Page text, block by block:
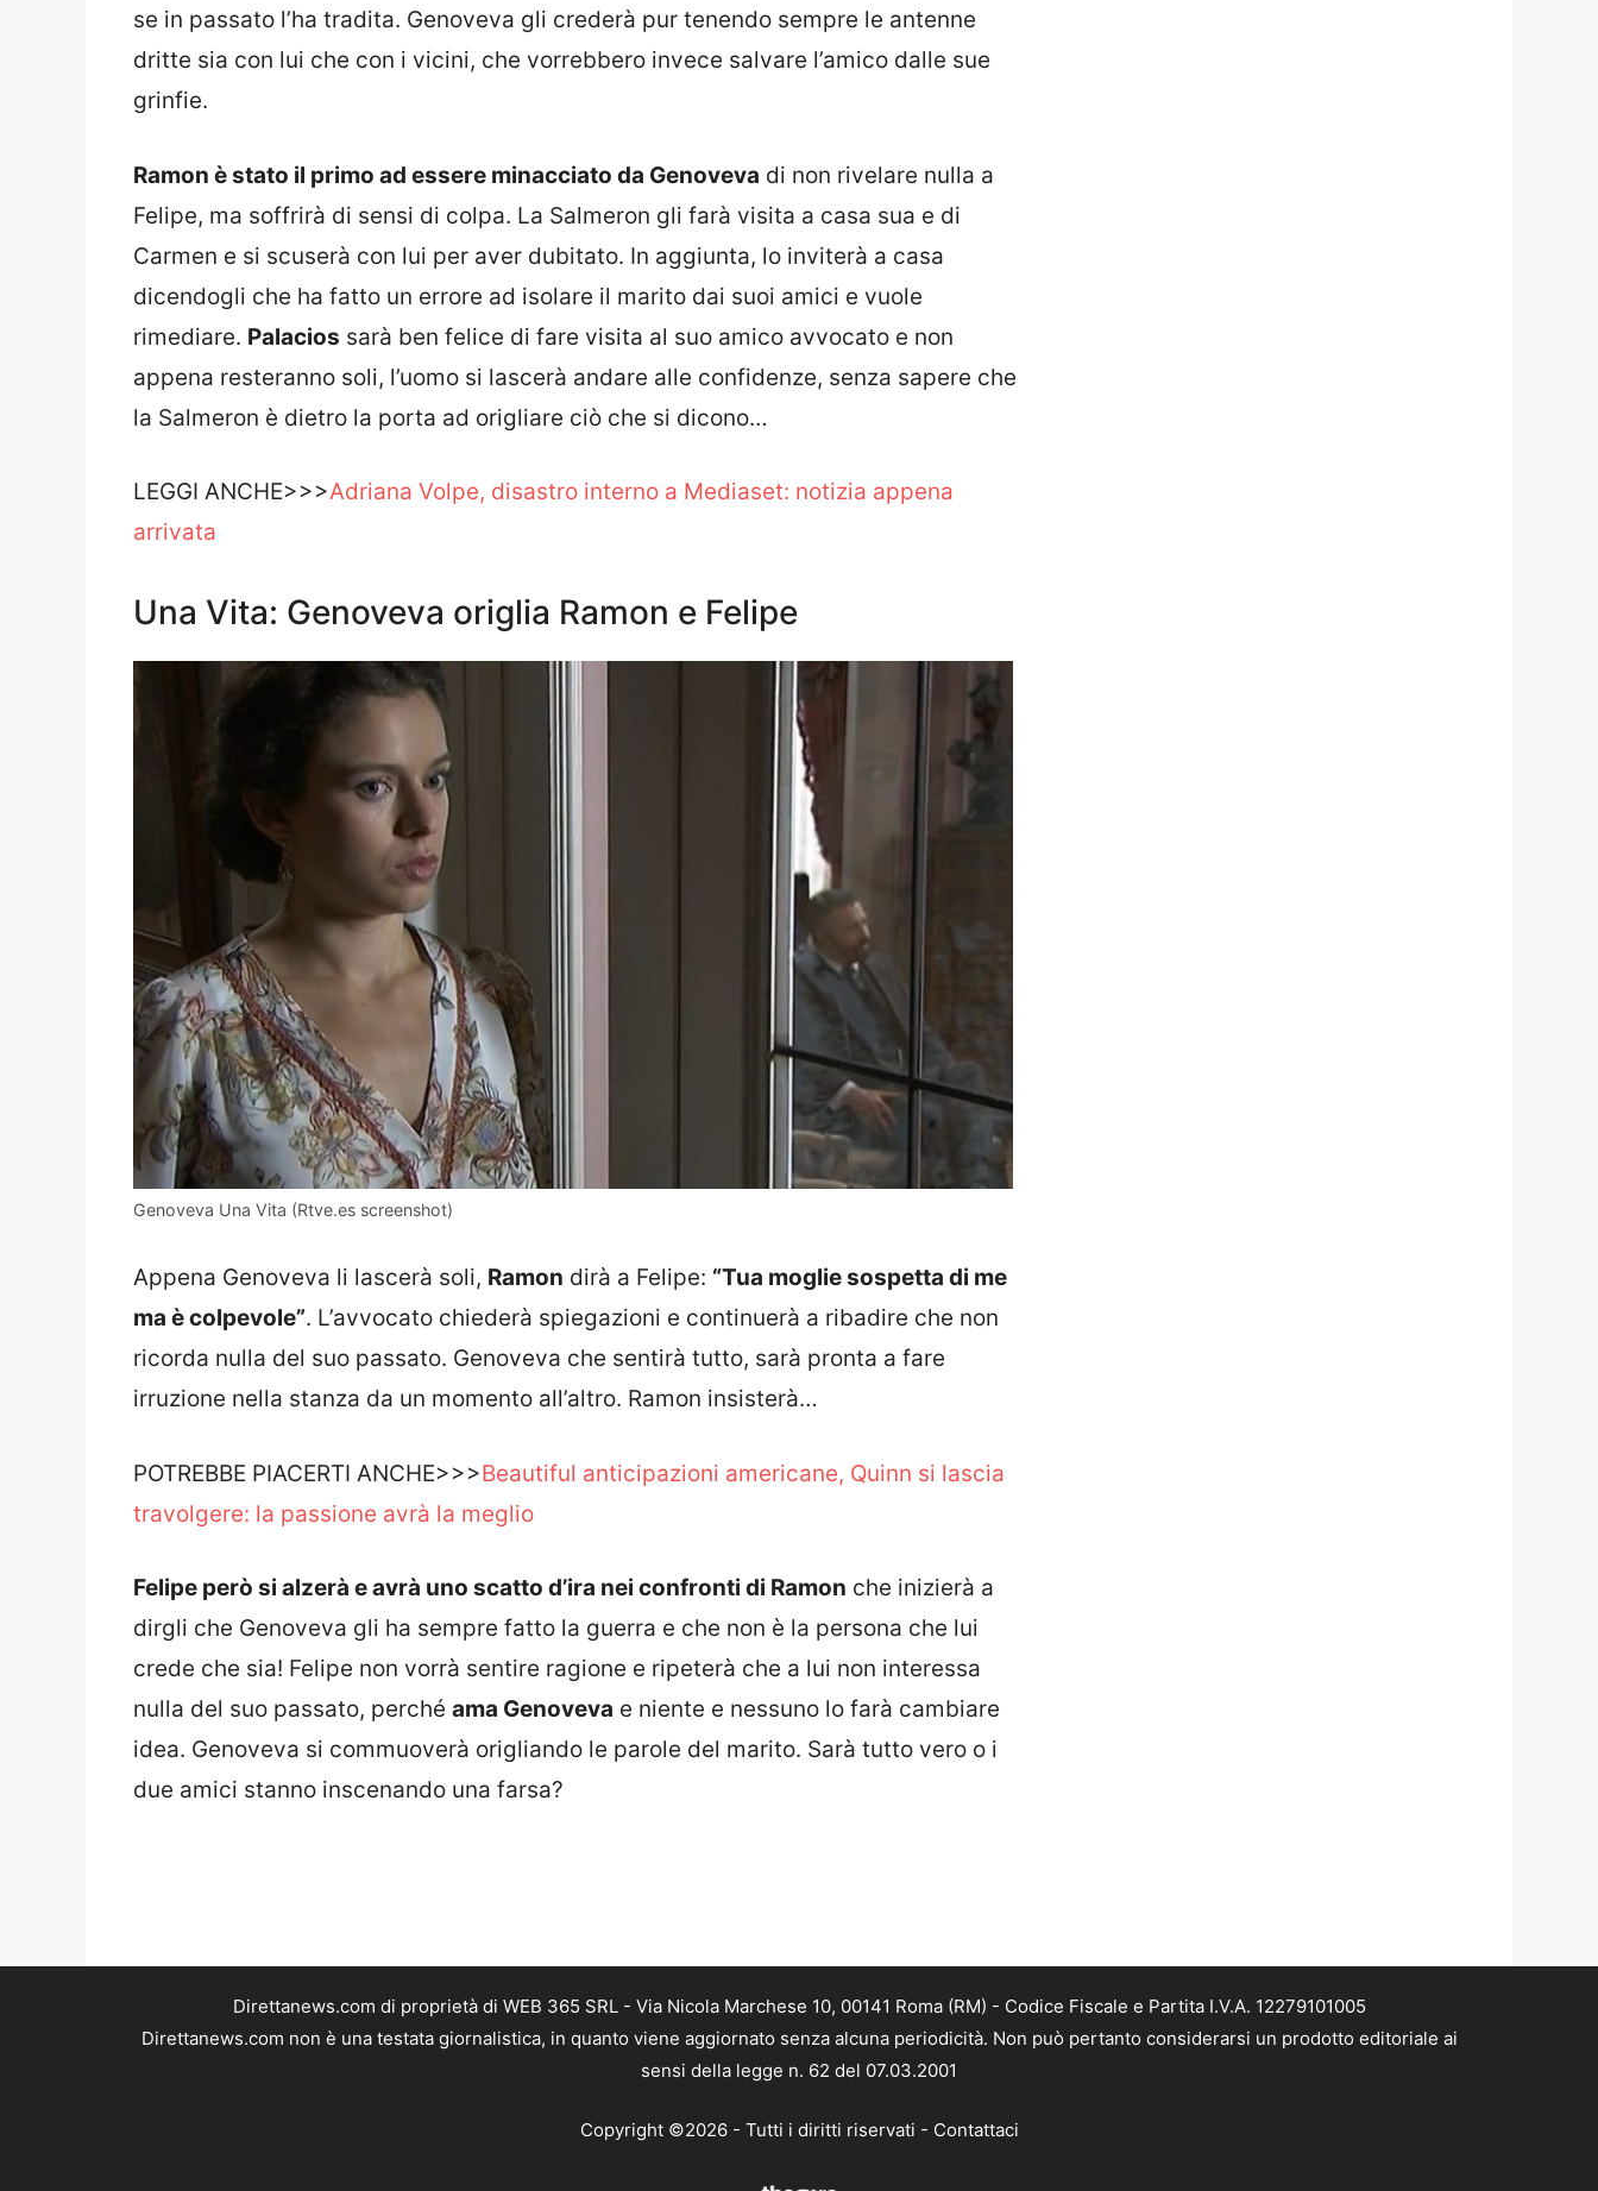
se in passato l’ha tradita. Genoveva gli crederà pur tenendo sempre le antenne
dritte sia con lui che con i vicini, che vorrebbero invece salvare l’amico dalle sue
grinfie.
Ramon è stato il primo ad essere minacciato da Genoveva di non rivelare nulla a
Felipe, ma soffrirà di sensi di colpa. La Salmeron gli farà visita a casa sua e di
Carmen e si scuserà con lui per aver dubitato. In aggiunta, lo inviterà a casa
dicendogli che ha fatto un errore ad isolare il marito dai suoi amici e vuole
rimediare. Palacios sarà ben felice di fare visita al suo amico avvocato e non
appena resteranno soli, l’uomo si lascerà andare alle confidenze, senza sapere che
la Salmeron è dietro la porta ad origliare ciò che si dicono…
LEGGI ANCHE>>>Adriana Volpe, disastro interno a Mediaset: notizia appena
arrivata
Una Vita: Genoveva origlia Ramon e Felipe
Genoveva Una Vita (Rtve.es screenshot)
Appena Genoveva li lascerà soli, Ramon dirà a Felipe: “Tua moglie sospetta di me
ma è colpevole”. L’avvocato chiederà spiegazioni e continuerà a ribadire che non
ricorda nulla del suo passato. Genoveva che sentirà tutto, sarà pronta a fare
irruzione nella stanza da un momento all’altro. Ramon insisterà…
POTREBBE PIACERTI ANCHE>>>Beautiful anticipazioni americane, Quinn si lascia
travolgere: la passione avrà la meglio
Felipe però si alzerà e avrà uno scatto d’ira nei confronti di Ramon che inizierà a
dirgli che Genoveva gli ha sempre fatto la guerra e che non è la persona che lui
crede che sia! Felipe non vorrà sentire ragione e ripeterà che a lui non interessa
nulla del suo passato, perché ama Genoveva e niente e nessuno lo farà cambiare
idea. Genoveva si commuoverà origliando le parole del marito. Sarà tutto vero o i
due amici stanno inscenando una farsa?
Direttanews.com di proprietà di WEB 365 SRL - Via Nicola Marchese 10, 00141 Roma (RM) - Codice Fiscale e Partita I.V.A. 12279101005
Direttanews.com non è una testata giornalistica, in quanto viene aggiornato senza alcuna periodicità. Non può pertanto considerarsi un prodotto editoriale ai
sensi della legge n. 62 del 07.03.2001
Copyright ©2026 - Tutti i diritti riservati - Contattaci